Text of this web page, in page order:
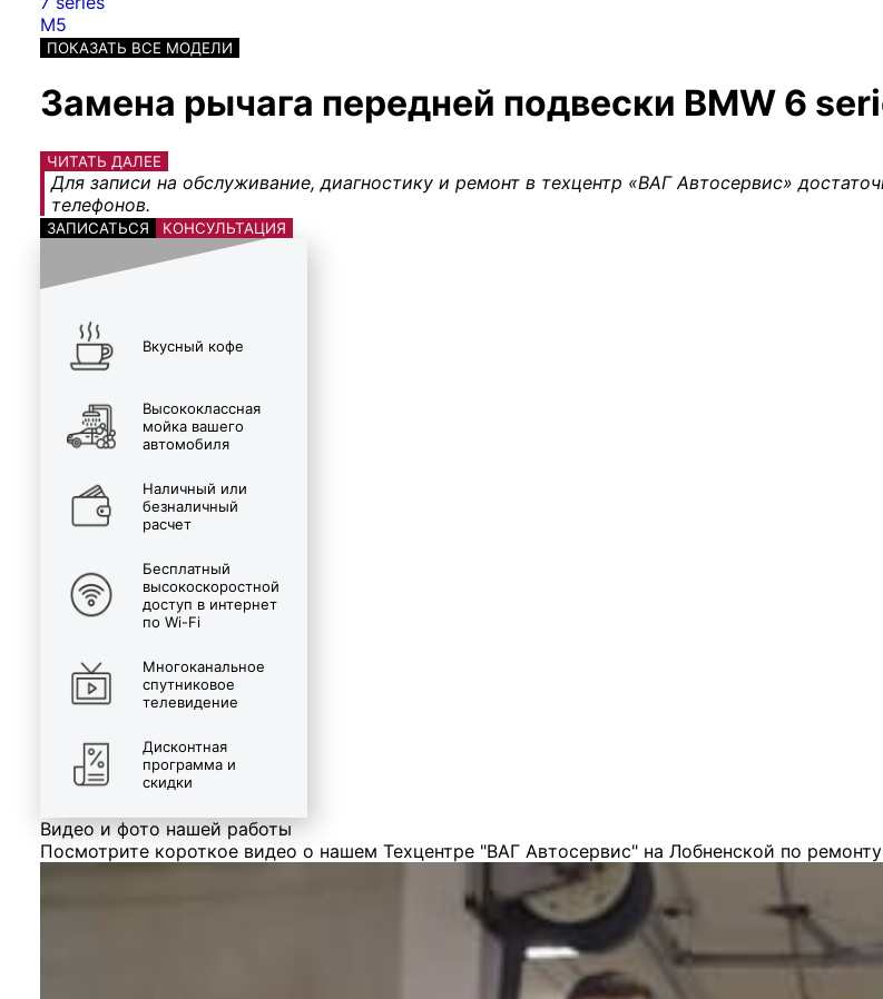
M5
ПОКАЗАТЬ ВСЕ МОДЕЛИ
Замена рычага передней подвески BMW 6
ЧИТАТЬ ДАЛЕЕ
Для записи на обслуживание, диагностику и ремонт в техцентр «ВАГ Автосервис»
телефонов.
ЗАПИСАТЬСЯ КОНСУЛЬТАЦИЯ
Вкусный кофе
Высококлассная
мойка вашего
автомобиля
Наличный или
безналичный
расчет
Бесплатный
высокоскоростной
доступ в интернет
по Wi-Fi
Многоканальное
спутниковое
телевидение
Дисконтная
программа и
скидки
Видео и фото нашей работы
Посмотрите короткое видео о нашем Техцентре "ВАГ Автосервис" на Лобненской по